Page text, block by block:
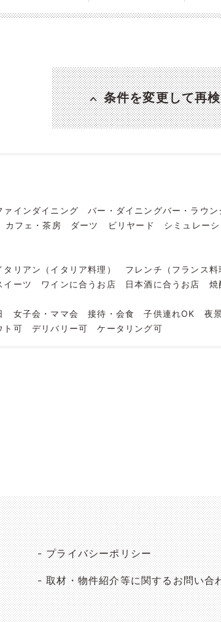
条件を変更して再
ァインダイニング バー・ダイニングバー・ラウン
カフェ・茶房 ダーツ ビリヤード シミュレー
タリアン（イタリア料理） フレンチ（フランス料
イーツ ワインに合うお店 日本酒に合うお店
焼
女子会・ママ会 接待・会食 子供連れOK 夜
ト可 デリバリー可 ケータリング可
プライバシーポリシー
取材・物件紹介等に関するお問い合